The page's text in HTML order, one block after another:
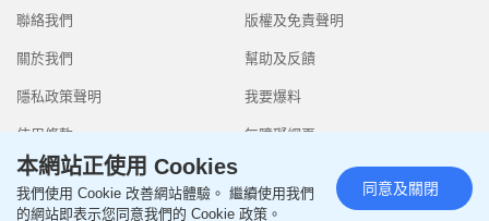
聯絡我們
關於我們
隱私政策聲明
使用條款
版權及免責聲明
幫助及反饋
我要爆料
無障礙網頁
本網站正使用 Cookies
我們使用 Cookie 改善網站體驗。 繼續使用我們
的網站即表示您同意我們的 Cookie 政策。
同意及關閉